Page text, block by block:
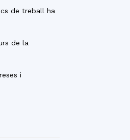
de treball ha
de la
i